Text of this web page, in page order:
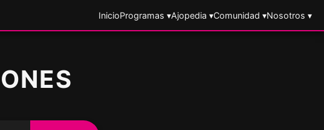
InicioProgramas ▾Ajopedia ▾Comunidad ▾Nosotros ▾